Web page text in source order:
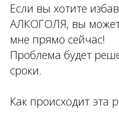
Если вы хотите
АЛКОГОЛЯ, вы
мне прямо сейчас!
Проблема будет
сроки.
Как происходит эта